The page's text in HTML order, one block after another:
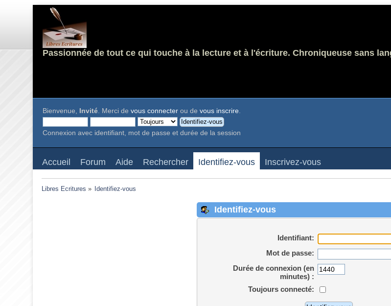
Passionnée de tout ce qui touche à la lecture et à l'écriture. Chroniqueuse sans
Bienvenue, Invité. Merci devous connecter ou devous inscrire.
Connexion avec identifiant, mot de passe et durée de la session
Accueil Forum Aide Rechercher Identifiez-vous Inscrivez-vous
Libres Ecritures » Identifiez-vous
Identifiez-vous
Identifiant:
Mot de passe:
Durée de connexion (en
minutes) :
Toujours connecté: